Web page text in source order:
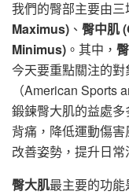
我們的臀部主要由三
Maximus) 、 臀中肌
Minimus) 。其中，
今天要重點關注的
（American Sports
鍛鍊臀大肌的益處
背痛，降低運動傷
改善姿勢，提升日常
臀大肌最主要的功能